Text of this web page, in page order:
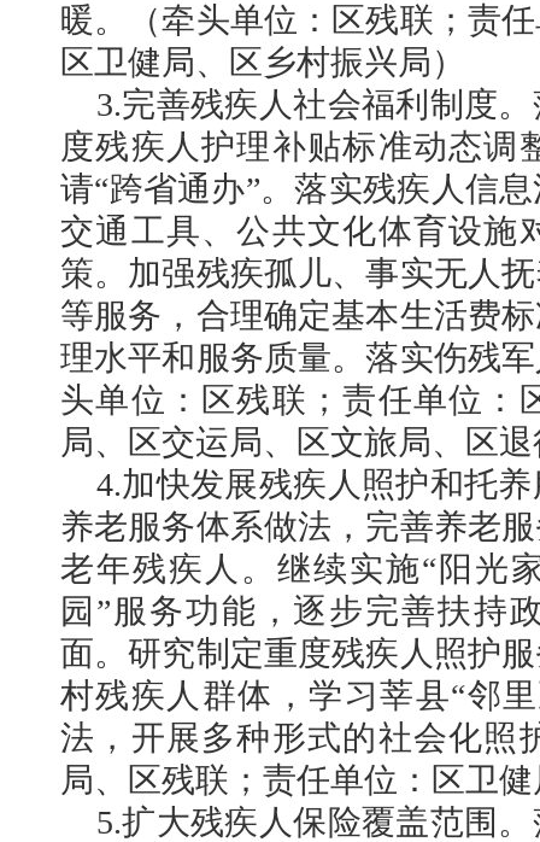
暖。（牵头单位：区残联；责
区卫健局、区乡村振兴局）
3.完善残疾人社会福利制度
度残疾人护理补贴标准动态调
请“跨省通办”。落实残疾人信
交通工具、公共文化体育设施
策。加强残疾孤儿、事实无人
等服务，合理确定基本生活费
理水平和服务质量。落实伤残
头单位：区残联；责任单位：
局、区交运局、区文旅局、区
4.加快发展残疾人照护和托
养老服务体系做法，完善养老
老年残疾人。继续实施“阳光
园”服务功能，逐步完善扶持
面。研究制定重度残疾人照护
村残疾人群体，学习莘县“邻
法，开展多种形式的社会化照
局、区残联；责任单位：区卫
5.扩大残疾人保险覆盖范围